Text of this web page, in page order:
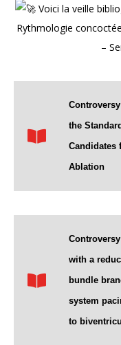
Voici la veille
Rythmologie
–
the
Ablation
with a
bundle
system
to